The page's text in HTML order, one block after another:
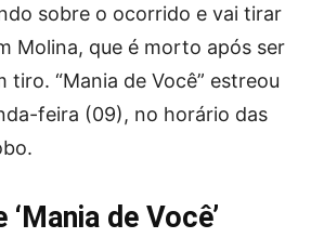
sobre o ocorrido e vai tirar
Molina, que é morto após ser
tiro. “Mania de Você” estreou
feira (09), no horário das
de Você’